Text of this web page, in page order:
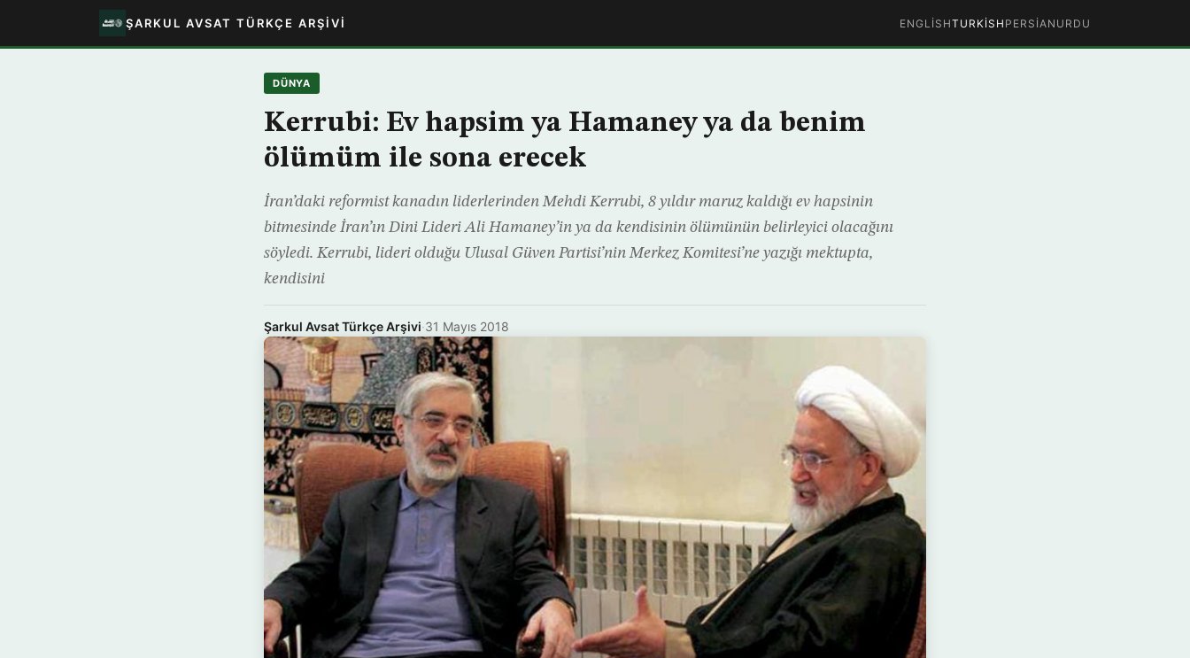
ŞARKUL AVSAT TÜRKÇE ARŞIVI ENGLISHTURKISH PERSIAN URDU
DÜNYA
Kerrubi: Ev hapsim ya Hamaney ya da benim
ölümüm ile sona erecek
İran’daki reformist kanadın liderlerinden Mehdi Kerrubi, 8 yıldır maruz kaldığı ev hapsinin
bitmesinde İran’ın Dini Lideri Ali Hamaney’in ya da kendisinin ölümünün belirleyici olacağını
söyledi. Kerrubi, lideri olduğu Ulusal Güven Partisi’nin Merkez Komitesi’ne yazığı mektupta,
kendisini
Şarkul Avsat Türkçe Arşivi·31 Mayıs 2018